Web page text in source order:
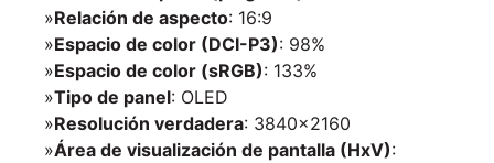
»Relación de aspecto: 16:9
»Espacio de color (DCI-P3): 98%
»Espacio de color (sRGB): 133%
»Tipo de panel: OLED
»Resolución verdadera: 3840×2160
»Área de visualización de pantalla (HxV):